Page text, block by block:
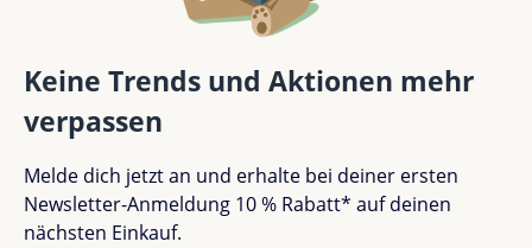
Keine Trends und Aktionen mehr
verpassen
Melde dich jetzt an und erhalte bei deiner ersten
Newsletter-Anmeldung 10 % Rabatt* auf deinen
nächsten Einkauf.